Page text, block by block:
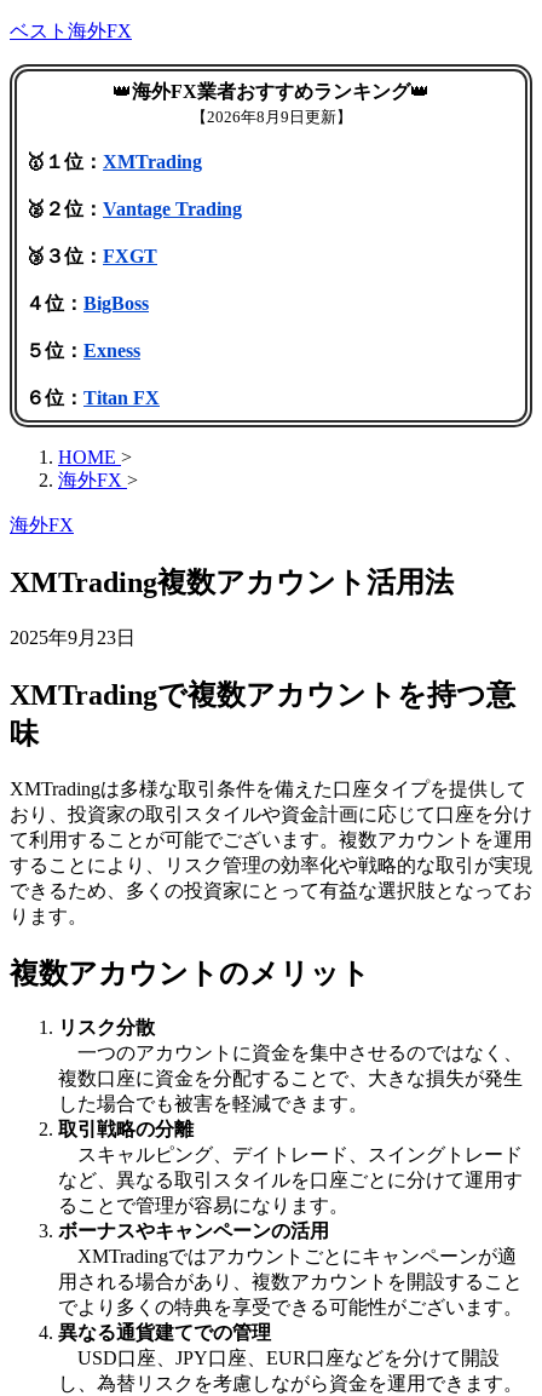
ベスト海外FX
👑海外FX業者おすすめランキング👑
【2026年8月9日更新】
🥇１位： XMTrading
🥈２位： Vantage Trading
🥉３位： FXGT
４位： BigBoss
５位： Exness
６位： Titan FX
HOME >
海外FX >
海外FX
XMTrading複数アカウント活用法
2025年9月23日
XMTradingで複数アカウントを持つ意
味
XMTradingは多様な取引条件を備えた口座タイプを提供して
おり、投資家の取引スタイルや資金計画に応じて口座を分け
て利用することが可能でございます。複数アカウントを運用
することにより、リスク管理の効率化や戦略的な取引が実現
できるため、多くの投資家にとって有益な選択肢となってお
ります。
複数アカウントのメリット
リスク分散
一つのアカウントに資金を集中させるのではなく、
複数口座に資金を分配することで、大きな損失が発生
した場合でも被害を軽減できます。
取引戦略の分離
スキャルピング、デイトレード、スイングトレード
など、異なる取引スタイルを口座ごとに分けて運用す
ることで管理が容易になります。
ボーナスやキャンペーンの活用
XMTradingではアカウントごとにキャンペーンが適
用される場合があり、複数アカウントを開設すること
でより多くの特典を享受できる可能性がございます。
異なる通貨建てでの管理
USD口座、JPY口座、EUR口座などを分けて開設
し、為替リスクを考慮しながら資金を運用できます。